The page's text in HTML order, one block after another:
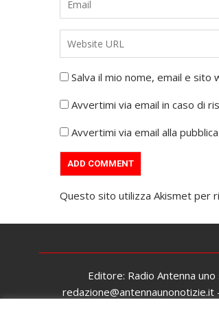
Salva il mio nome, email e
Avvertimi via email in caso di
Avvertimi via email alla
Questo sito utilizza Akismet per
Editore: Radio Antenna